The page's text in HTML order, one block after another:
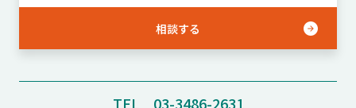
相談する
TEL 03-3486-2631